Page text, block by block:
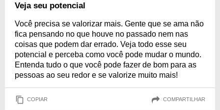
Veja seu potencial
Você precisa se valorizar mais. Gente que se ama não
fica pensando no que houve no passado nem nas
coisas que podem dar errado. Veja todo esse seu
potencial e perceba como você pode mudar o mundo.
Entenda tudo o que você pode fazer de bom para as
pessoas ao seu redor e se valorize muito mais!
COPIAR COMPARTILHAR